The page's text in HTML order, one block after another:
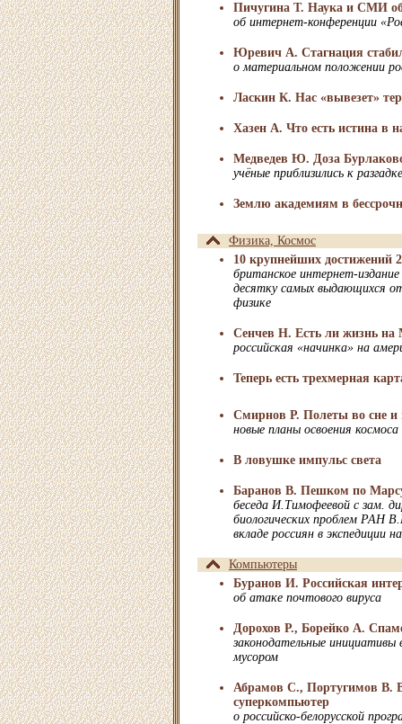
Пичугина Т. Наука и СМИ
об интернет-конференции
Юревич А. Стагнация
о материальном положении
Ласкин К. Нас «вывезет»
Хазен А. Что есть истина в
Медведев Ю. Доза
учёные приблизились к
Землю академиям в
Физика, Космос
10 крупнейших достижений
британское интернет-
десятку самых выдающихся
физике
Сенчев Н. Есть ли жизнь на
российская «начинка» на
Теперь есть трехмерная
Смирнов Р. Полеты во сне и
новые планы освоения космоса
В ловушке импульс света
Баранов В. Пешком по
беседа И.Тимофеевой с зам.
биологических проблем РАН
вкладе россиян в экспедиции
Компьютеры
Буранов И. Российская
об атаке почтового вируса
Дорохов Р., Борейко А.
законодательные инициативы
мусором
Абрамов С., Португимов В.
суперкомпьютер
о российско-белорусской